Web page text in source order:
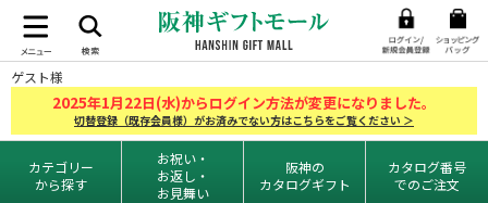
ゲスト様
2025年1月22日(水)からログイン方法が変更になりました。
切替登録（既存会員様）がお済みでない方はこちらをご覧ください ＞
カテゴリー
から探す
お祝い・
お返し・
お見舞い
阪神の
カタログギフト
カタログ番号
でのご注文